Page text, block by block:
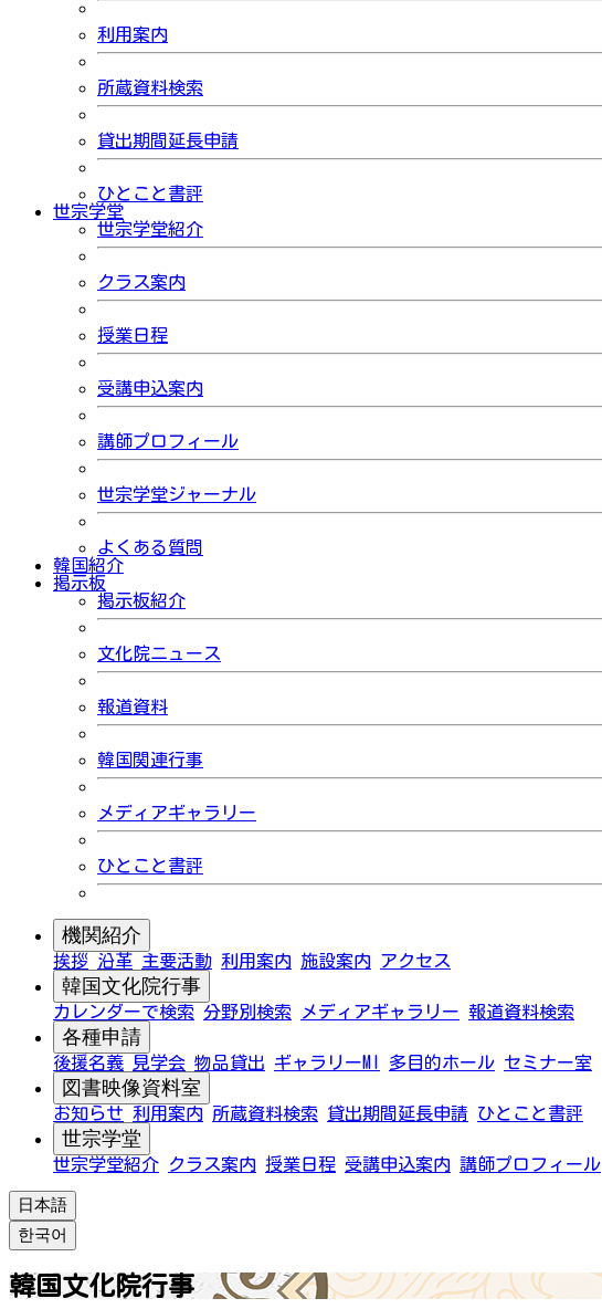
利用案内
所蔵資料検索
貸出期間延長申請
ひとこと書評
世宗学堂
世宗学堂紹介
クラス案内
授業日程
受講申込案内
講師プロフィール
世宗学堂ジャーナル
よくある質問
韓国紹介
掲示板
掲示板紹介
文化院ニュース
報道資料
韓国関連行事
メディアギャラリー
ひとこと書評
機関紹介
挨拶 沿革 主要活動 利用案内 施設案内 アクセス
韓国文化院行事
カレンダーで検索 分野別検索 メディアギャラリー 報道資料検索
各種申請
後援名義 見学会 物品貸出 ギャラリーMI 多目的ホール セミナー室
図書映像資料室
お知らせ 利用案内 所蔵資料検索 貸出期間延長申請 ひとこと書評
世宗学堂
世宗学堂紹介 クラス案内 授業日程 受講申込案内 講師プロフィール
日本語
한국어
韓国文化院行事